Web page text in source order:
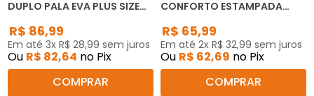
DUPLO PALA EVA PLUS SIZE
R$ 86,99
Em até 3x R$ 28,99 sem juros
Ou R$ 82,64 no Pix
COMPRAR
CONFORTO ESTAMPADA
R$ 65,99
Em até 2x R$ 32,99 sem juros
Ou R$ 62,69 no Pix
COMPRAR